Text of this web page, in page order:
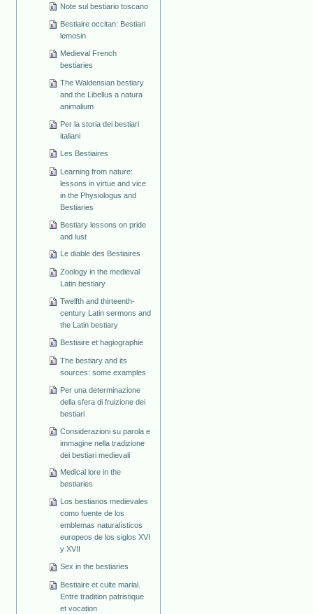
Note sul bestiario toscano
Bestiaire occitan: Bestiari
lemosin
Medieval French
bestiaries
The Waldensian bestiary
and the Libellus a natura
animalium
Per la storia dei bestiari
italiani
Les Bestiaires
Learning from nature:
lessons in virtue and vice
in the Physiologus and
Bestiaries
Bestiary lessons on pride
and lust
Le diable des Bestiaires
Zoology in the medieval
Latin bestiary
Twelfth and thirteenth-
century Latin sermons and
the Latin bestiary
Bestiaire et hagiographie
The bestiary and its
sources: some examples
Per una determinazione
della sfera di fruizione dei
bestiari
Considerazioni su parola e
immagine nella tradizione
dei bestiari medievali
Medical lore in the
bestiaries
Los bestiarios medievales
como fuente de los
emblemas naturalísticos
europeos de los siglos XVI
y XVII
Sex in the bestiaries
Bestiaire et culte marial.
Entre tradition patristique
et vocation